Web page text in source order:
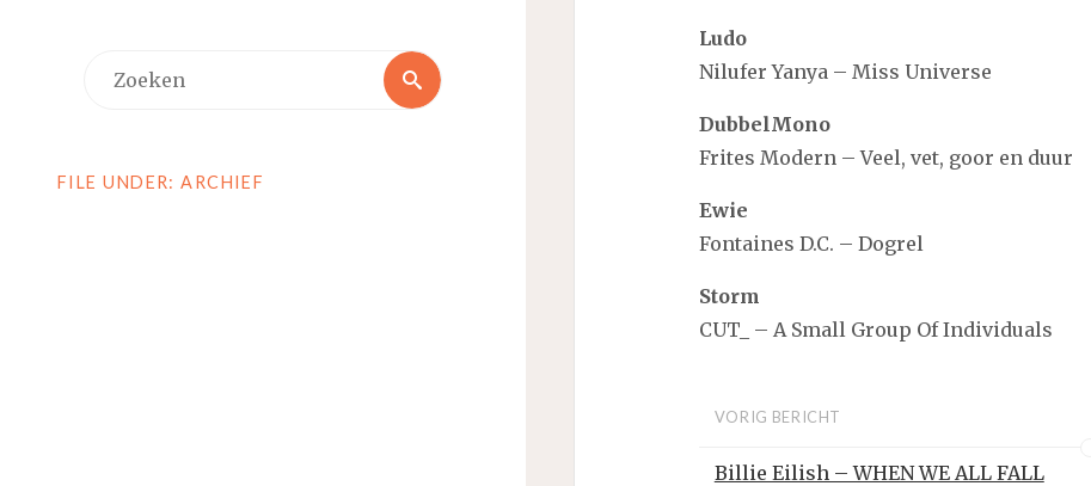
Zoeken
FILE UNDER: ARCHIEF
Ludo
Nilufer Yanya – Miss Universe
DubbelMono
Frites Modern – Veel, vet, goor en duur
Ewie
Fontaines D.C. – Dogrel
Storm
CUT_ – A Small Group Of Individuals
VORIG BERICHT
Billie Eilish – WHEN WE ALL FALL